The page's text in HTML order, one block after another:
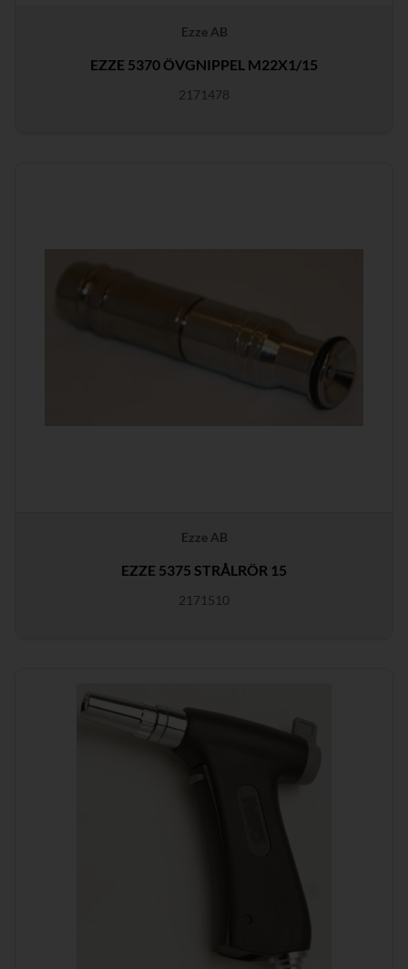
Ezze AB
EZZE 5370 ÖVGNIPPEL M22X1/15
2171478
Ezze AB
EZZE 5375 STRÅLRÖR 15
2171510